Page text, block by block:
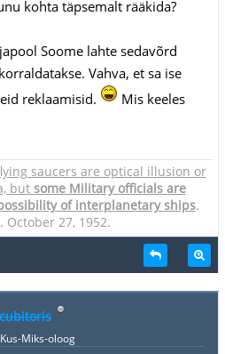
kohta täpsemalt rääkida?
Soome lahte sedavõrd
Vahva, et sa ise
reklaamisid.
Mis keeles
saucers are optical illusion or
but some Military officials are
of interplanetary ships.
October 27, 1952.
Miks-oloog